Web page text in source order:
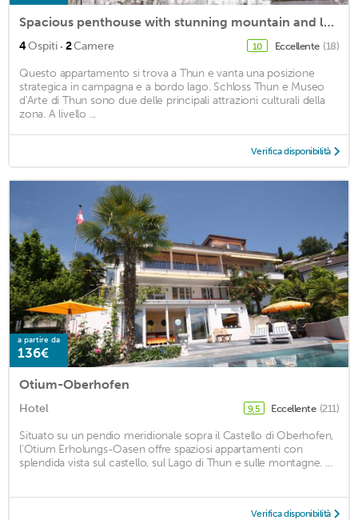
Spacious penthouse with stunning mountain and lake views: Ackaert - Top of Thun
4Ospiti · 2Camere 10 Eccellente (18)
Questo appartamento si trova a Thun e vanta una posizione
strategica in campagna e a bordo lago. Schloss Thun e Museo
d'Arte di Thun sono due delle principali attrazioni culturali della
zona. A livello ...
Verifica disponibilità
a partire da
136€
Otium-Oberhofen
Hotel 9,5 Eccellente (211)
Situato su un pendio meridionale sopra il Castello di Oberhofen,
l'Otium Erholungs-Oasen offre spaziosi appartamenti con
splendida vista sul castello, sul Lago di Thun e sulle montagne. ...
Verifica disponibilità